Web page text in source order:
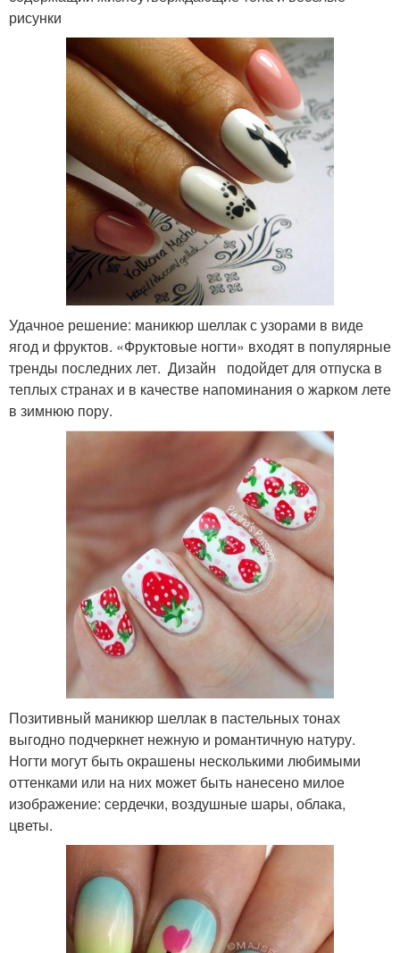
рисунки
Удачное решение: маникюр шеллак с узорами в виде
ягод и фруктов. «Фруктовые ногти» входят в популярные
тренды последних лет. Дизайн подойдет для отпуска в
теплых странах и в качестве напоминания о жарком лете
в зимнюю пору.
Позитивный маникюр шеллак в пастельных тонах
выгодно подчеркнет нежную и романтичную натуру.
Ногти могут быть окрашены несколькими любимыми
оттенками или на них может быть нанесено милое
изображение: сердечки, воздушные шары, облака,
цветы.